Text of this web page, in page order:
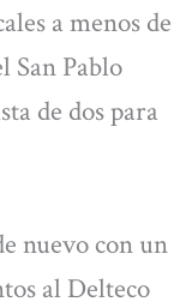
a menos de
San Pablo
de dos para
nuevo con un
al Delteco